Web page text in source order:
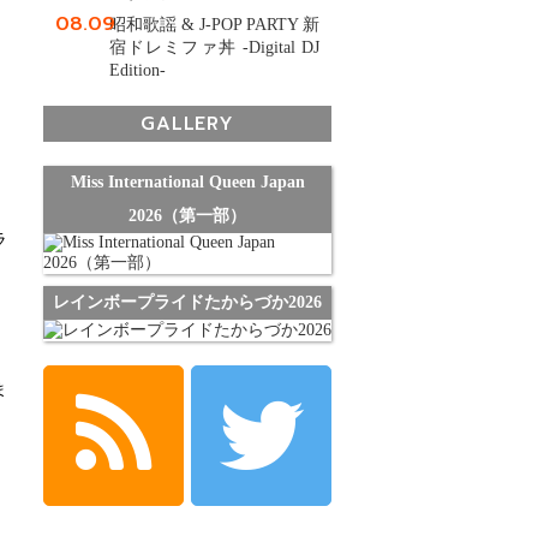
08.09昭和歌謡 & J-POP PARTY 新
宿ドレミファ丼 -Digital DJ
Edition-
GALLERY
Miss International Queen Japan
2026（第一部）
レインボープライドたからづか2026